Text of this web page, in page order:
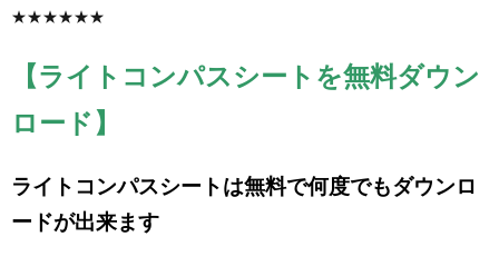
★★★★★★
【ライトコンパスシートを無料ダウン
ロード】
ライトコンパスシートは無料で何度でもダウンロ
ードが出来ます